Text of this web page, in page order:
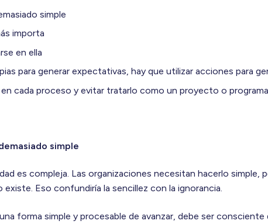
simple
importa
en ella
para generar expectativas, hay que utilizar acciones para
cada proceso y evitar tratarlo como un proyecto o programa
simple
es compleja. Las organizaciones necesitan hacerlo simple,
Eso confundiría la sencillez con la ignorancia.
forma simple y procesable de avanzar, debe ser consciente